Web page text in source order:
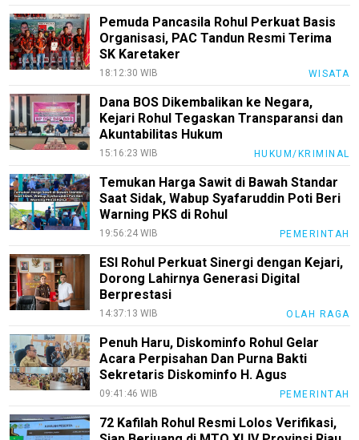
Pemuda Pancasila Rohul Perkuat Basis
Organisasi, PAC Tandun Resmi Terima
SK Karetaker
18:12:30 WIB WISATA
Dana BOS Dikembalikan ke Negara,
Kejari Rohul Tegaskan Transparansi dan
Akuntabilitas Hukum
15:16:23 WIB HUKUM/KRIMINAL
Temukan Harga Sawit di Bawah Standar
Saat Sidak, Wabup Syafaruddin Poti Beri
Warning PKS di Rohul
19:56:24 WIB PEMERINTAH
ESI Rohul Perkuat Sinergi dengan Kejari,
Dorong Lahirnya Generasi Digital
Berprestasi
14:37:13 WIB OLAH RAGA
Penuh Haru, Diskominfo Rohul Gelar
Acara Perpisahan Dan Purna Bakti
Sekretaris Diskominfo H. Agus
09:41:46 WIB PEMERINTAH
72 Kafilah Rohul Resmi Lolos Verifikasi,
KEJ
Disclaimer
Kami
Pedoman
Media
Siber
Redaksi
Index
All